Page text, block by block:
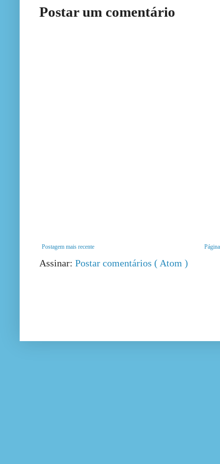
Postar um comentário
Postagem mais recente
Assinar: Postar comentários ( Atom )